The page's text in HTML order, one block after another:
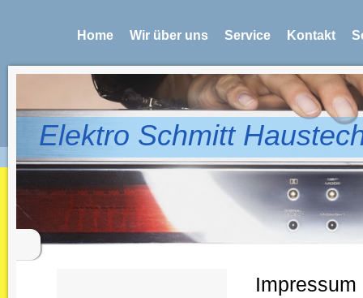
Home Wir über uns Service Kontakt
Elektro Schmitt
Impressum